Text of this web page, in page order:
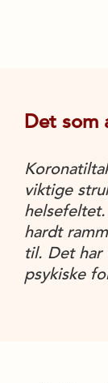
Det som
viktige
hardt
til. Det
psykiske